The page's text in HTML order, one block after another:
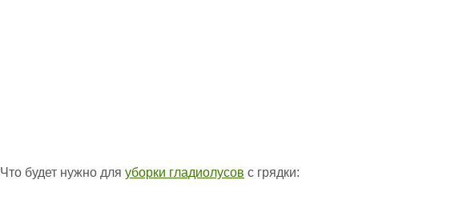
Что будет нужно для уборки гладиолусов с грядки: